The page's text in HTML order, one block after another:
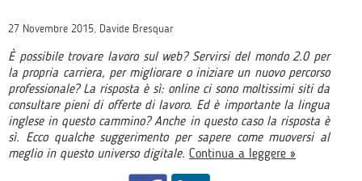
27 Novembre 2015, Davide Bresquar
È possibile trovare lavoro sul web? Servirsi del mondo 2.0 per
la propria carriera, per migliorare o iniziare un nuovo percorso
professionale? La risposta è sì: online ci sono moltissimi siti da
consultare pieni di offerte di lavoro. Ed è importante la lingua
inglese in questo cammino? Anche in questo caso la risposta è
sì. Ecco qualche suggerimento per sapere come muoversi al
meglio in questo universo digitale. Continua a leggere »